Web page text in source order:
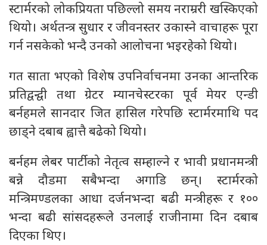
स्टार्मरको लोकप्रियता पछिल्लो समय नराम्ररी खस्किएको
थियो। अर्थतन्त्र सुधार र जीवनस्तर उकास्ने वाचाहरू पूरा
गर्न नसकेको भन्दै उनको आलोचना भइरहेको थियो।
गत साता भएको विशेष उपनिर्वाचनमा उनका आन्तरिक
प्रतिद्वन्द्वी तथा ग्रेटर म्यानचेस्टरका पूर्व मेयर एन्डी
बर्नहमले सानदार जित हासिल गरेपछि स्टार्मरमाथि पद
छाड्ने दबाब ह्वात्तै बढेको थियो।
बर्नहम लेबर पार्टीको नेतृत्व सम्हाल्ने र भावी प्रधानमन्त्री
बन्ने दौडमा सबैभन्दा अगाडि छन्। स्टार्मरको
मन्त्रिमण्डलका आधा दर्जनभन्दा बढी मन्त्रीहरू र १००
भन्दा बढी सांसदहरूले उनलाई राजीनामा दिन दबाब
दिएका थिए।